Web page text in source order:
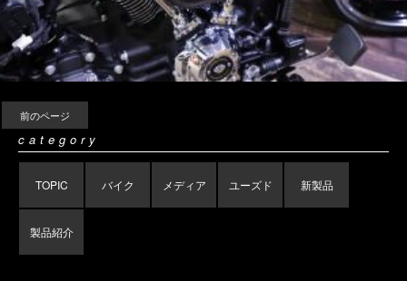
前のページ
category
TOPIC バイク メディア ユーズド 新製品
製品紹介